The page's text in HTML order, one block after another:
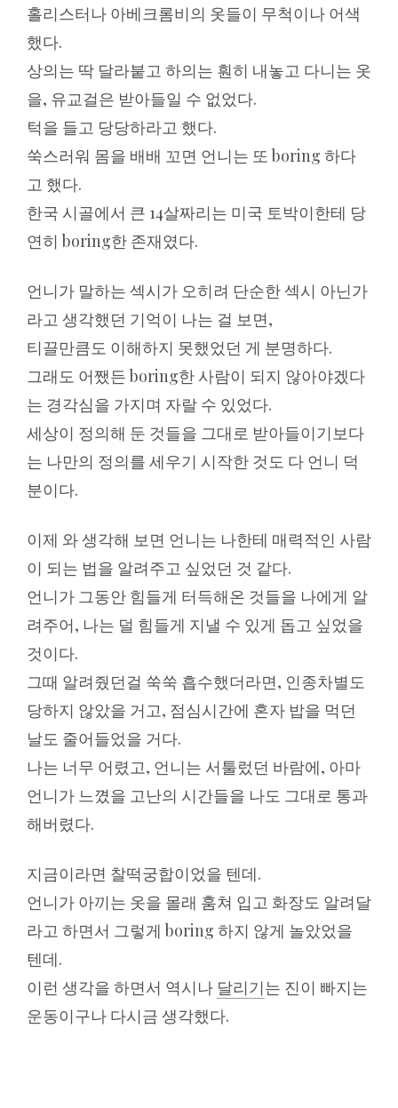
홀리스터나 아베크롬비의 옷들이 무척이나 어색
했다.
상의는 딱 달라붙고 하의는 훤히 내놓고 다니는 옷
을, 유교걸은 받아들일 수 없었다.
턱을 들고 당당하라고 했다.
쑥스러워 몸을 배배 꼬면 언니는 또 boring 하다
고 했다.
한국 시골에서 큰 14살짜리는 미국 토박이한테 당
연히 boring한 존재였다.
언니가 말하는 섹시가 오히려 단순한 섹시 아닌가
라고 생각했던 기억이 나는 걸 보면,
티끌만큼도 이해하지 못했었던 게 분명하다.
그래도 어쨌든 boring한 사람이 되지 않아야겠다
는 경각심을 가지며 자랄 수 있었다.
세상이 정의해 둔 것들을 그대로 받아들이기보다
는 나만의 정의를 세우기 시작한 것도 다 언니 덕
분이다.
이제 와 생각해 보면 언니는 나한테 매력적인 사람
이 되는 법을 알려주고 싶었던 것 같다.
언니가 그동안 힘들게 터득해온 것들을 나에게 알
려주어, 나는 덜 힘들게 지낼 수 있게 돕고 싶었을
것이다.
그때 알려줬던걸 쑥쑥 흡수했더라면, 인종차별도
당하지 않았을 거고, 점심시간에 혼자 밥을 먹던
날도 줄어들었을 거다.
나는 너무 어렸고, 언니는 서툴렀던 바람에, 아마
언니가 느꼈을 고난의 시간들을 나도 그대로 통과
해버렸다.
지금이라면 찰떡궁합이었을 텐데.
언니가 아끼는 옷을 몰래 훔쳐 입고 화장도 알려달
라고 하면서 그렇게 boring 하지 않게 놀았었을
텐데.
이런 생각을 하면서 역시나 달리기는 진이 빠지는
운동이구나 다시금 생각했다.